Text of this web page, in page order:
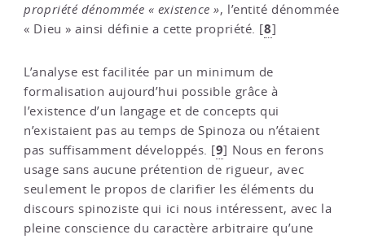
propriété dénommée « existence », l’entité dénommée
« Dieu » ainsi définie a cette propriété. [8]
L’analyse est facilitée par un minimum de
formalisation aujourd’hui possible grâce à
l’existence d’un langage et de concepts qui
n’existaient pas au temps de Spinoza ou n’étaient
pas suffisamment développés. [9] Nous en ferons
usage sans aucune prétention de rigueur, avec
seulement le propos de clarifier les éléments du
discours spinoziste qui ici nous intéressent, avec la
pleine conscience du caractère arbitraire qu’une